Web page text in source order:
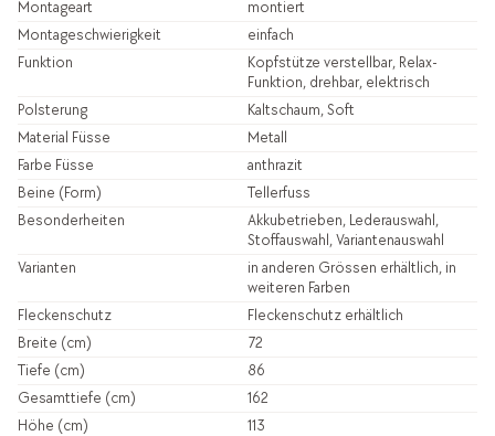
Montageart
montiert
Montageschwierigkeit
einfach
Funktion
Kopfstütze verstellbar, Relax-
Funktion, drehbar, elektrisch
Polsterung
Kaltschaum, Soft
Material Füsse
Metall
Farbe Füsse
anthrazit
Beine (Form)
Tellerfuss
Besonderheiten
Akkubetrieben, Lederauswahl,
Stoffauswahl, Variantenauswahl
Varianten
in anderen Grössen erhältlich, in
weiteren Farben
Fleckenschutz
Fleckenschutz erhältlich
Breite (cm)
72
Tiefe (cm)
86
Gesamttiefe (cm)
162
Höhe (cm)
113